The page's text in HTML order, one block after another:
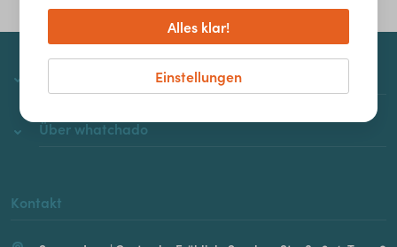
Über whatchado
Kontakt
Einstellungen
Alles klar!